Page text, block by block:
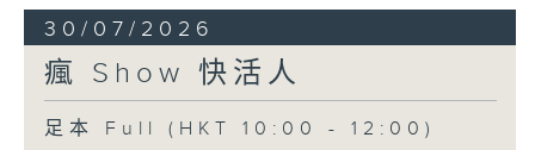
30/07/2026
瘋 Show 快活人
足本 Full (HKT 10:00 - 12:00)